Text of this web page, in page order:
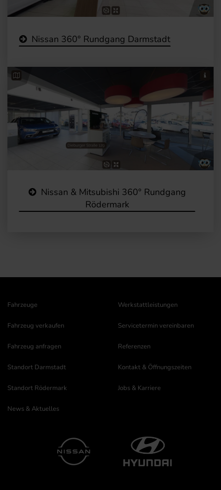
Nissan 360° Rundgang Darmstadt
Nissan & Mitsubishi 360° Rundgang
Rödermark
Fahrzeuge
Fahrzeug verkaufen
Fahrzeug anfragen
Werkstattleistungen
Servicetermin vereinbaren
Referenzen
Standort Darmstadt
Standort Rödermark
News & Aktuelles
Kontakt & Öffnungszeiten
Jobs & Karriere